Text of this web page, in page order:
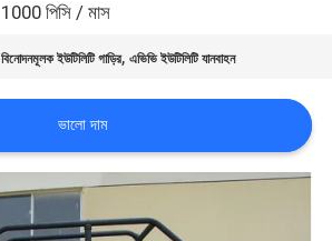
1000 পিসি / মাস
বিনোদনমূলক ইউটিলিটি গাড়ির,এভিভি ইউটিলিটি যানবাহন
ভালো দাম